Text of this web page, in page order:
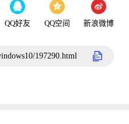
QQ好友 QQ空间 新浪微博
197290.html